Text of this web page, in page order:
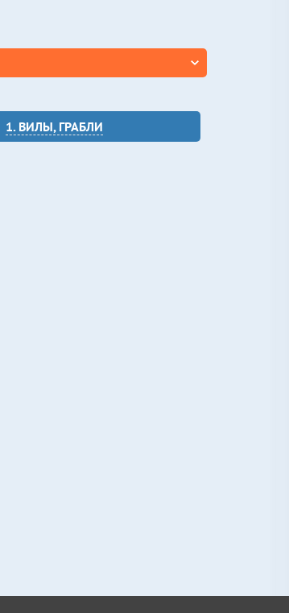
1. ВИЛЫ, ГРАБЛИ